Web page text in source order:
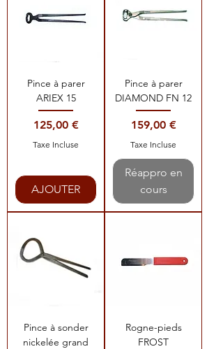
Pince à parer
ARIEX 15
Prix
125,00 €
Taxe Incluse
AJOUTER
Pince à parer
DIAMOND FN 12
Prix
159,00 €
Taxe Incluse
Réappro en
cours
Pince à sonder
nickelée grand
Rogne-pieds
FROST